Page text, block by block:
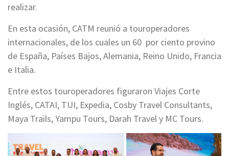
realizar.
En esta ocasión, CATM reunió a touroperadores
internacionales, de los cuales un 60 por ciento provino
de España, Países Bajos, Alemania, Reino Unido, Francia
e Italia.
Entre estos touroperadores figuraron Viajes Corte
Inglés, CATAI, TUI, Expedia, Cosby Travel Consultants,
Maya Trails, Yampu Tours, Darah Travel y MC Tours.